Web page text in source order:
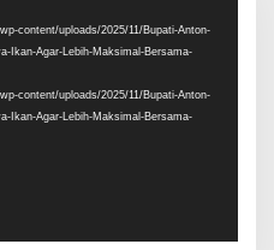
content/uploads/2025/11/Bupati-Anton-
Ikan-Agar-Lebih-Maksimal-Bersama-
content/uploads/2025/11/Bupati-Anton-
Ikan-Agar-Lebih-Maksimal-Bersama-